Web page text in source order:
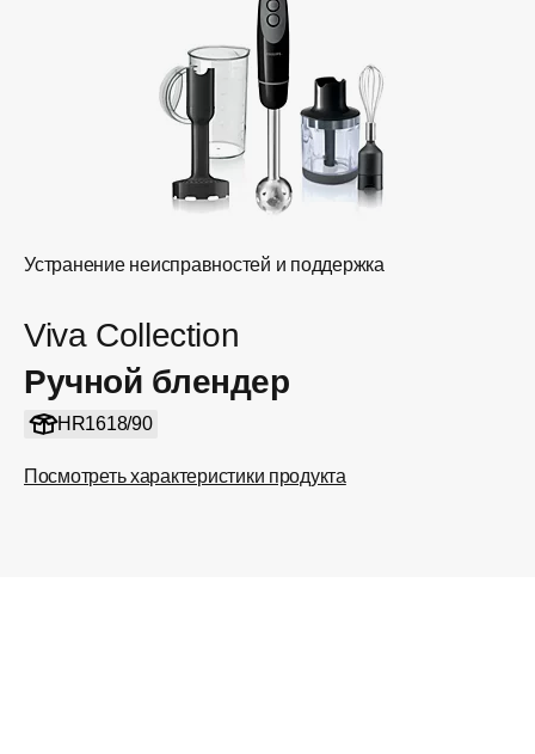
Устранение неисправностей и поддержка
Viva Collection
Ручной блендер
HR1618/90
Посмотреть характеристики продукта